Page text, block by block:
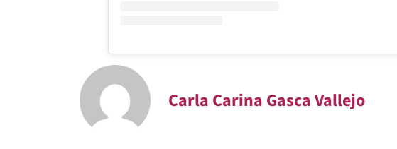
Carla Carina Gasca Vallejo